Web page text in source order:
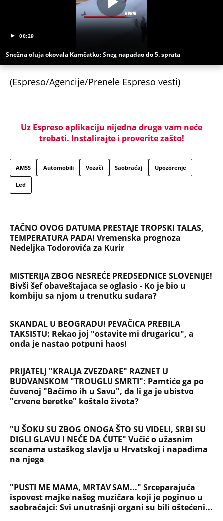
00:29
Snežna oluja okovala Kamčatku: Sneg napadao do 5. sprata
(Espreso/Agencije/Prenele Espreso vesti)
Uz Espreso aplikaciju nijedna druga vam neće
trebati. Instalirajte i proverite zašto!
AMSS Automobili Vozači Saobraćaj Upozorenje
Led
TAČNO OVOG DATUMA PRESTAJE TROPSKI TALAS,
TEMPERATURA PADA! Vremenska prognoza
Nedeljka Todorovića za Kurir
MISTERIJA ZBOG NESREĆE PREDSEDNICE SLOVENIJE!
Bivši šef obaveštajaca se oglasio - Ko je bio u
kombiju sa njom u trenutku sudara?
SKANDAL U BEOGRADU! PEVAČICA PREBILA
TAKSISTU: Rekao joj "ostavite mi drugaricu", a
onda je nastao potpuni haos!
PRIJATELJ "KRALJA ZVEZDARE" RAZNET U
BUDVANSKOM "TROUGLU SMRTI": Pamtiće ga po
čuvenoj "Bačimo ih u Savu", da li ga je ubistvo
"crvene beretke" koštalo života?
"U ŠOKU SU ZBOG ONOGA ŠTO SU VIDELI, SRBI SU
DIGLI GLAVU I NEĆE DA ĆUTE" Vučić o užasnim
scenama ustaškog slavlja u Hrvatskoj i napadima
na njega
"PUSTI ME MAMA, MRTAV SAM..." Srceparajuća
ispovest majke našeg muzičara koji je poginuo u
saobraćajci: Svi unutrašnji organi su bili oštećeni...